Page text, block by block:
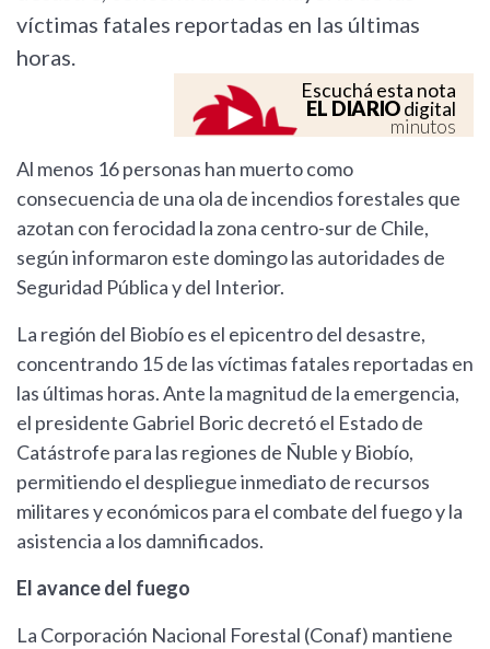
víctimas fatales reportadas en las últimas
horas.
Escuchá esta nota
EL DIARIOdigital
minutos
Al menos 16 personas han muerto como
consecuencia de una ola de incendios forestales que
azotan con ferocidad la zona centro-sur de Chile,
según informaron este domingo las autoridades de
Seguridad Pública y del Interior.
La región del Biobío es el epicentro del desastre,
concentrando 15 de las víctimas fatales reportadas en
las últimas horas. Ante la magnitud de la emergencia,
el presidente Gabriel Boric decretó el Estado de
Catástrofe para las regiones de Ñuble y Biobío,
permitiendo el despliegue inmediato de recursos
militares y económicos para el combate del fuego y la
asistencia a los damnificados.
El avance del fuego
La Corporación Nacional Forestal (Conaf) mantiene